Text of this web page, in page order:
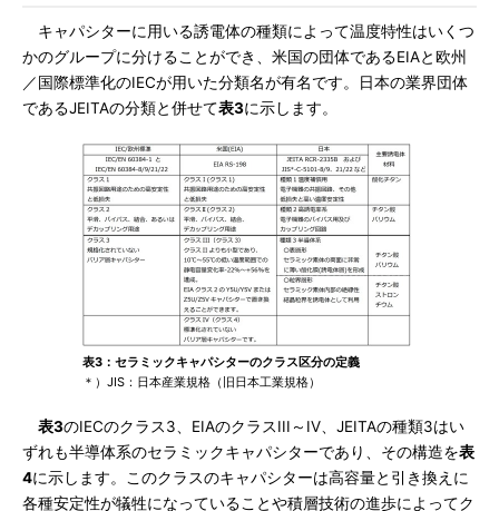
キャパシターに用いる誘電体の種類によって温度特性はいくつ
かのグループに分けることができ、米国の団体であるEIAと欧州
／国際標準化のIECが用いた分類名が有名です。日本の業界団体
であるJEITAの分類と併せて表3に示します。
表3：セラミックキャパシターのクラス区分の定義
＊）JIS：日本産業規格（旧日本工業規格）
表3のIECのクラス3、EIAのクラスIII～IV、JEITAの種類3はい
ずれも半導体系のセラミックキャパシターであり、その構造を表
4に示します。このクラスのキャパシターは高容量と引き換えに
各種安定性が犠牲になっていることや積層技術の進歩によってク